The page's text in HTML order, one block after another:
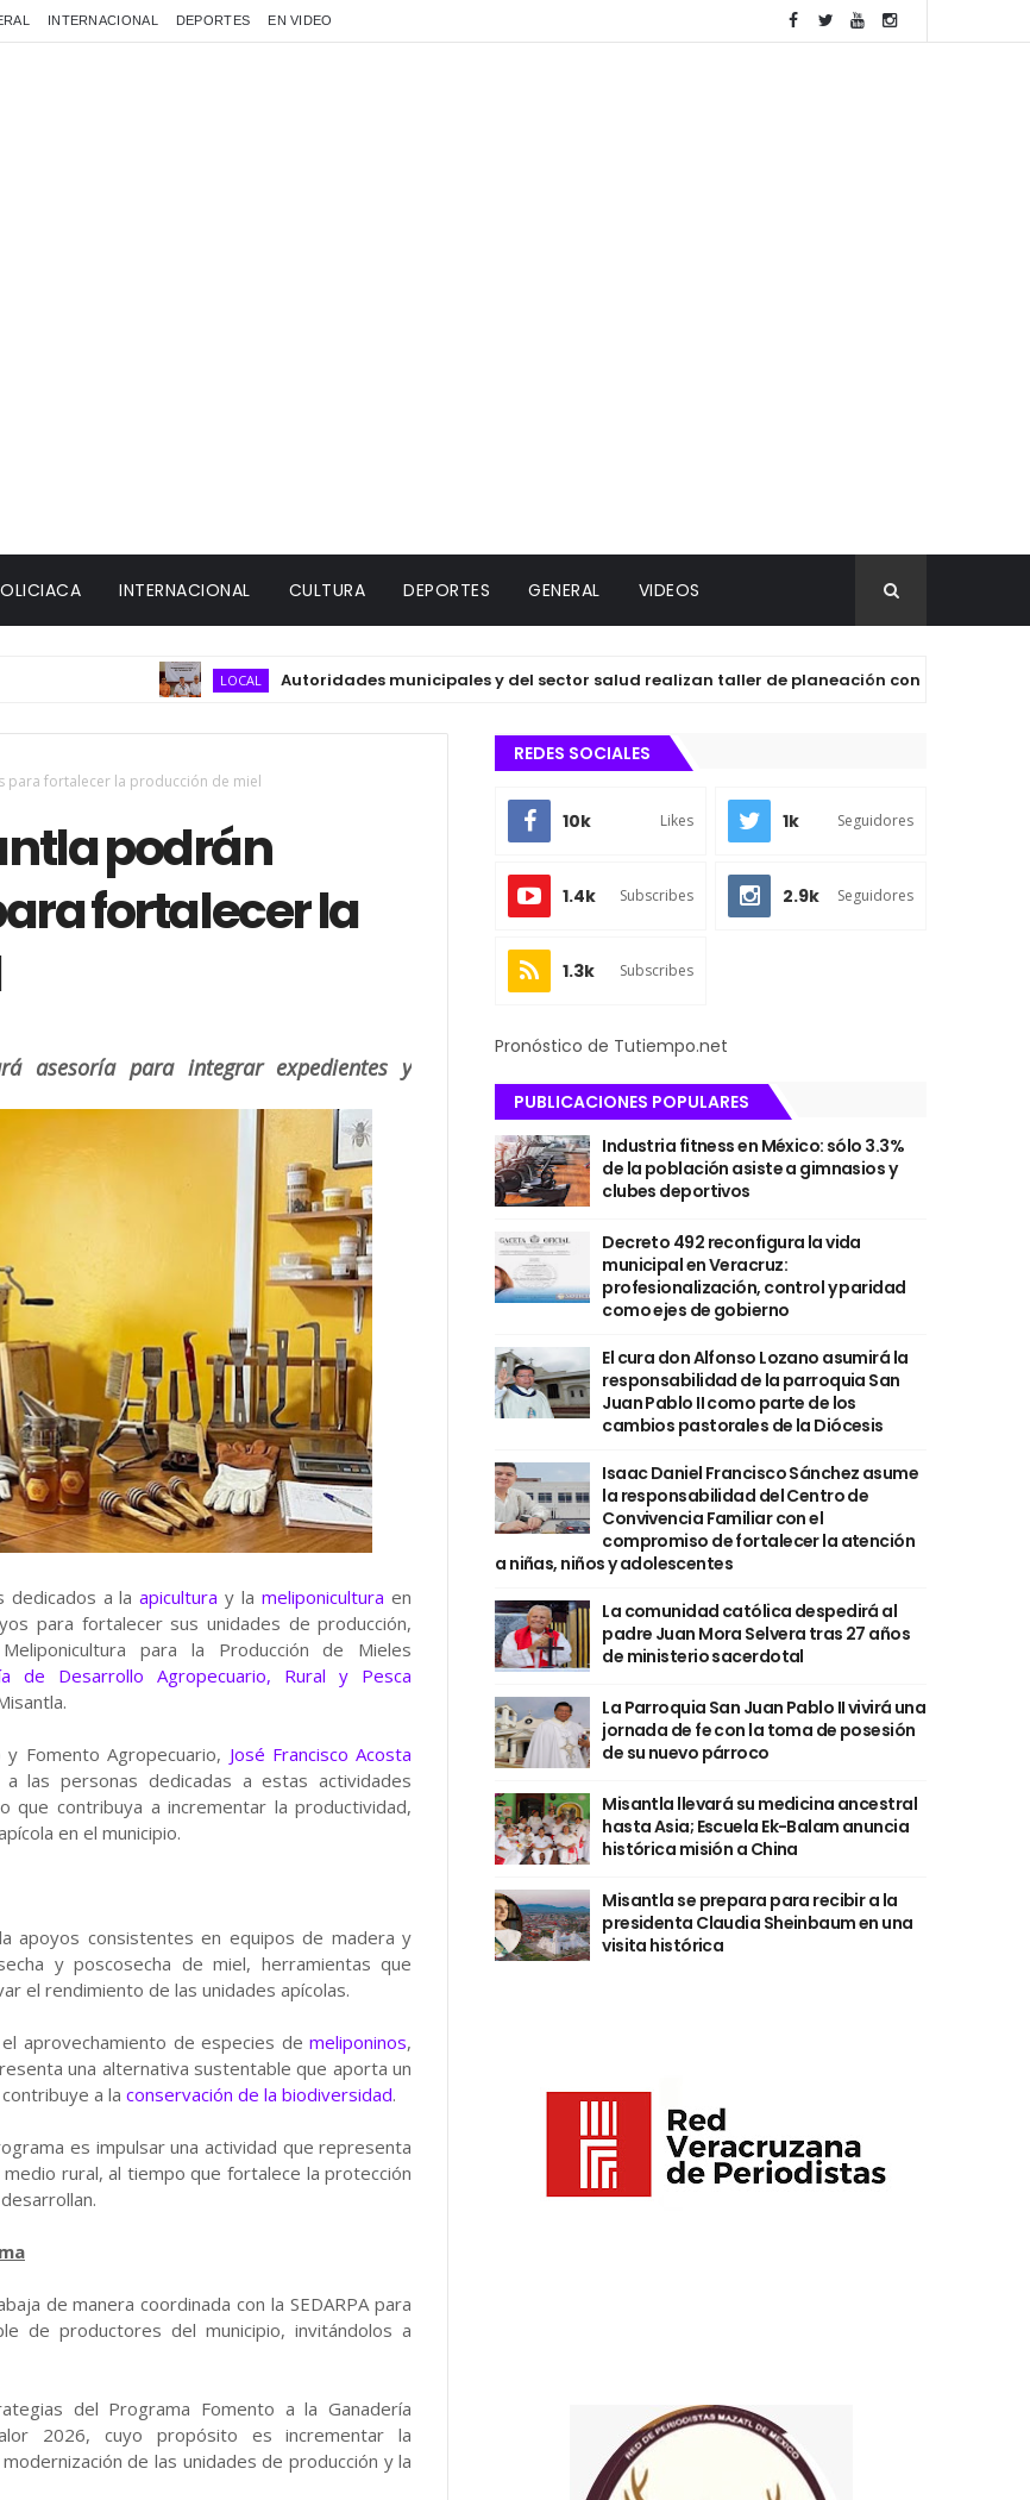
INTERNACIONAL DEPORTES EN VIDEO
INTERNACIONAL CULTURA DEPORTES GENERAL VIDEOS
LOCAL Autoridades municipales y del sector salud realizan taller de planeación con agentes y
para fortalecer la producción de miel
podrán
fortalecer la
asesoría para integrar expedientes y
dedicados a laapicultura y lameliponicultura en
para fortalecer sus unidades de producción,
para la Producción de Mieles
de Desarrollo Agropecuario, Rural y Pesca
Fomento Agropecuario, José Francisco Acosta
las personas dedicadas a estas actividades
que contribuya a incrementar la productividad,
en el municipio.
apoyos consistentes en equipos de madera y
y poscosecha de miel, herramientas que
el rendimiento de las unidades apícolas.
aprovechamiento de especies demeliponinos,
una alternativa sustentable que aporta un
a la conservación de la biodiversidad.
es impulsar una actividad que representa
rural, al tiempo que fortalece la protección
de manera coordinada con la SEDARPA para
de productores del municipio, invitándolos a
del Programa Fomento a la Ganadería
2026, cuyo propósito es incrementar la
de las unidades de producción y la
REDES SOCIALES
10k Likes 1k Seguidores
1.4k Subscribes 2.9k Seguidores
1.3k Subscribes
Pronóstico de Tutiempo.net
PUBLICACIONES POPULARES
Industria fitness en México: sólo 3.3%
de la población asiste a gimnasios y
clubes deportivos
Decreto 492 reconfigura la vida
municipal en Veracruz:
profesionalización, control y paridad
como ejes de gobierno
El cura don Alfonso Lozano asumirá la
responsabilidad de la parroquia San
Juan Pablo II como parte de los
cambios pastorales de la Diócesis
Isaac Daniel Francisco Sánchez asume
la responsabilidad del Centro de
Convivencia Familiar con el
compromiso de fortalecer la atención
a niñas, niños y adolescentes
La comunidad católica despedirá al
padre Juan Mora Selvera tras 27 años
de ministerio sacerdotal
La Parroquia San Juan Pablo II vivirá una
jornada de fe con la toma de posesión
de su nuevo párroco
Misantla llevará su medicina ancestral
hasta Asia; Escuela Ek-Balam anuncia
histórica misión a China
Misantla se prepara para recibir a la
presidenta Claudia Sheinbaum en una
visita histórica